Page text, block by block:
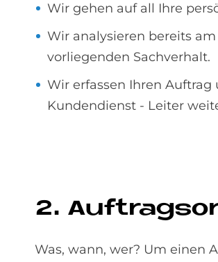
Wir gehen auf all Ihre
Wir analysieren bereits
vorliegenden Sachverhalt.
Wir erfassen Ihren
Kundendienst - Leiter
2.
Was, wann, wer? Um einen